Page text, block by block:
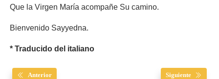
Que la Virgen María acompañe Su camino.
Bienvenido Sayyedna.
* Traducido del italiano
Anterior Siguiente